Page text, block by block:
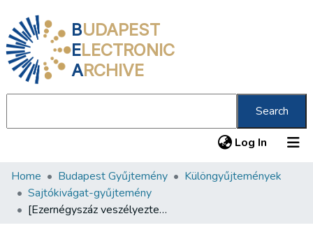
BUDAPEST
ELECTRONIC
ARCHIVE
Search
Log In (current)
Communities & Collections
All of DSpace
Home Budapest Gyűjtemény
Különgyűjtemények
Sajtókivágat-gyűjtemény
[Ezernégyszáz veszélyeztetett kiskorú fiatal van]